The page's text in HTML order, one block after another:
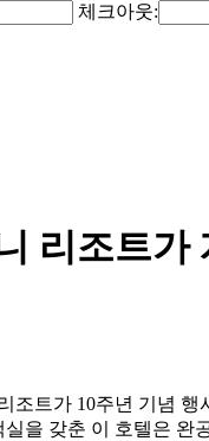
체크아웃:
리조트가
조트가 10주년 기념
실을 갖춘 이 호텔은